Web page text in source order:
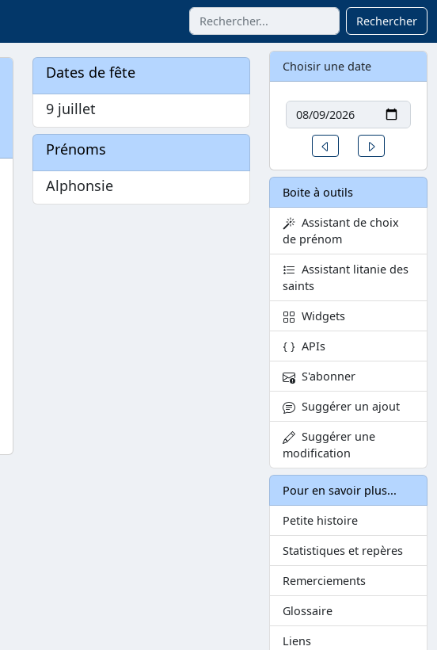
Rechercher
Dates de fête
9 juillet
Prénoms
Alphonsie
Choisir une date
Date
Un jour avant
Boite à outils
Assistant de choix
de prénom
Assistant litanie des
saints
Widgets
APIs
S'abonner
Suggérer un ajout
Suggérer une
modification
Pour en savoir plus...
Petite histoire
Statistiques et repères
Remerciements
Glossaire
Liens